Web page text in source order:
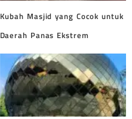
Kubah Masjid yang Cocok untuk
Daerah Panas Ekstrem